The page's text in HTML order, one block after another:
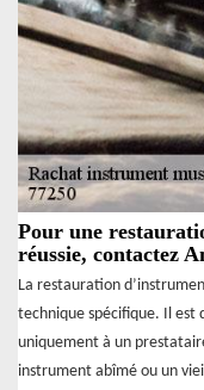
Pour une
réussie, contactez
La restauration
technique spécifique. Il est
uniquement à un
instrument abîmé ou un